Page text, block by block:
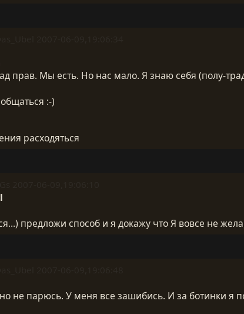
прав. Мы есть. Но нас мало. Я знаю себя (полу-
:-)
расходяться
предложи способ и я докажу что Я вовсе не
не парюсь. У меня все зашибись. И за ботинки я